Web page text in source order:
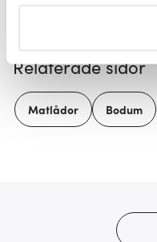
Du kan ändra eller dra
ska anpassas efter det
gör också att vi kan
Relaterade sidor
Matlådor Bodum